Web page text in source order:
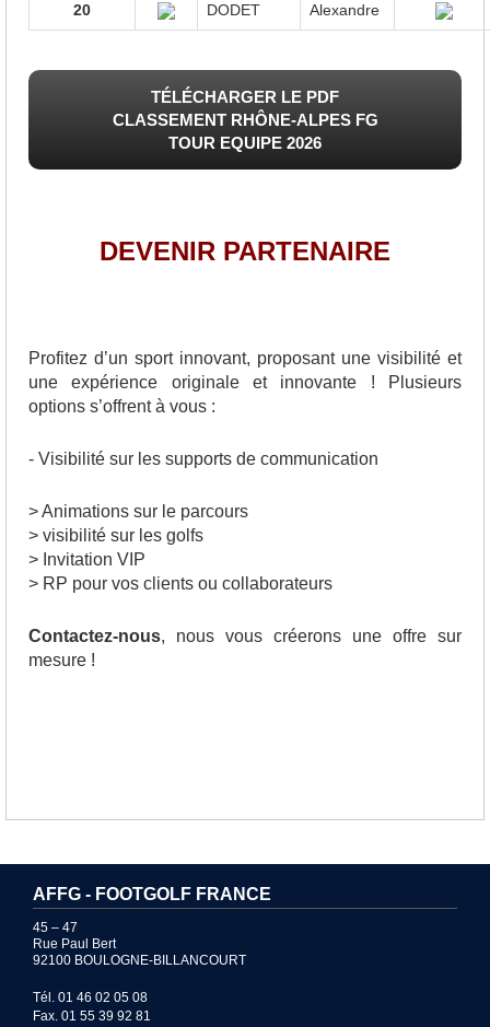
20 DODET Alexandre
TÉLÉCHARGER LE PDF
CLASSEMENT RHÔNE-ALPES FG
TOUR EQUIPE 2026
DEVENIR PARTENAIRE
Profitez d’un sport innovant, proposant une visibilité et
une expérience originale et innovante ! Plusieurs
options s’offrent à vous :
- Visibilité sur les supports de communication
> Animations sur le parcours
> visibilité sur les golfs
> Invitation VIP
> RP pour vos clients ou collaborateurs
Contactez-nous, nous vous créerons une offre sur
mesure !
AFFG - FOOTGOLF FRANCE
45 – 47
Rue Paul Bert
92100 BOULOGNE-BILLANCOURT
Tél. 01 46 02 05 08
Fax. 01 55 39 92 81